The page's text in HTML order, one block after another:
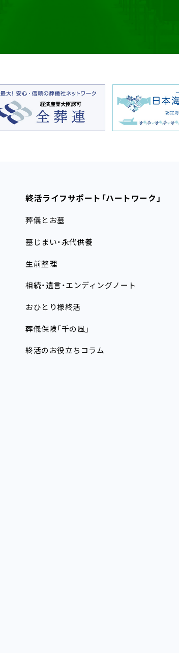
終活ライフサポート 「ハートワーク」
葬儀とお墓
墓じまい・永代供養
生前整理
相続・遺言・エンディングノート
おひとり様終活
葬儀保険「千の風」
終活のお役立ちコラム